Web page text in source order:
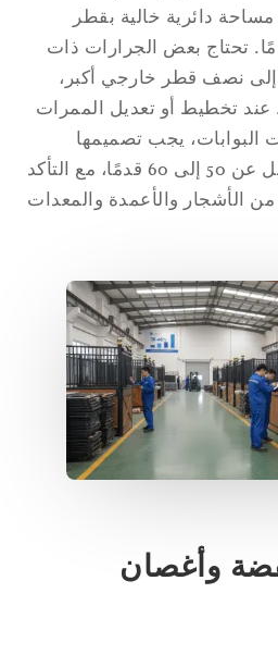
درجة مساحة دائرية خالية بقطر
100 و 120 قدمًا. تحتاج بعض الجرارات ذات
نصف قطر خارجي أكبر،
قدمًا. عند تخطيط أو تعديل الممرات
يجب تصميمها
بنصف قطر خارجي لا يقل عن 50 إلى 60 قدمًا، مع التأكد
والأعمدة والمعدات
وأغصان